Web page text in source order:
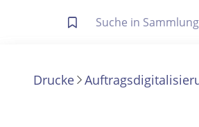
Die letzte Trefferliste besteht aus
Drucke